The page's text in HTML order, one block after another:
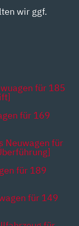
wir ggf.
für 185
für 169
Neuwagen für
für 189
für 149